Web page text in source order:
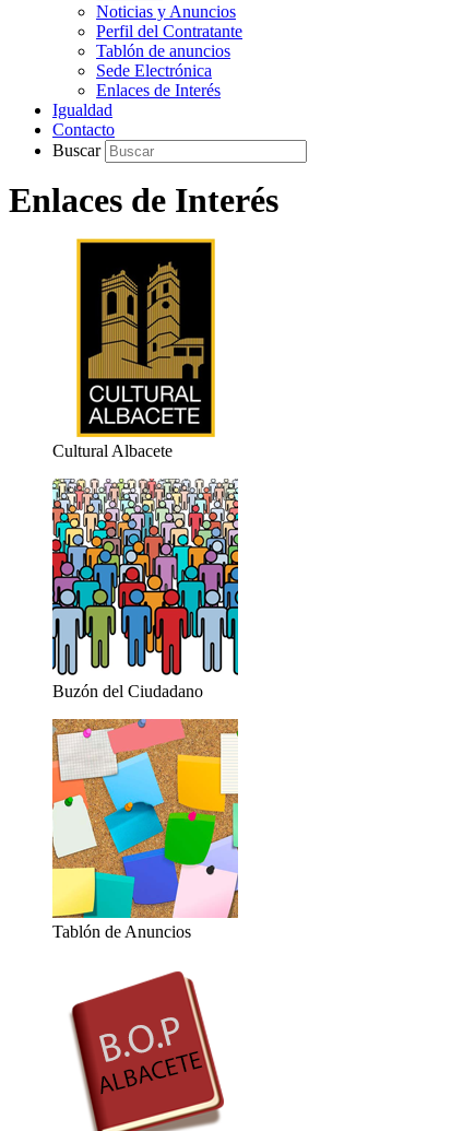
Noticias y Anuncios
Perfil del Contratante
Tablón de anuncios
Sede Electrónica
Enlaces de Interés
Igualdad
Contacto
Buscar
Enlaces de Interés
Cultural Albacete
Buzón del Ciudadano
Tablón de Anuncios